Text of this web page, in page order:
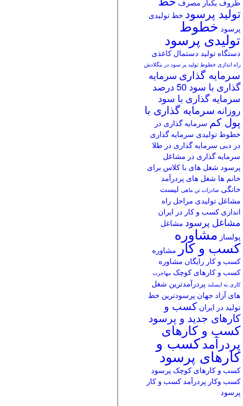
تولید پرسود خط تولیدی
پرسود خطوط
تولیدی پرسود
دستگاه تولید دستمال کاغذی
راه اندازی خطوط تولید پر سود در بنگلادش
سرمایه گذاری سرمایه
گذاری با سود 50 درصد
سرمایه گذاری با سود
روزانه سرمایه گذاری با
پول کم سرمایه گذاری در
خطوط تولیدی سرمایه گذاری
در دبی سرمایه گذاری در طلا
سرمایه گذاری در مشاغل
پرسود شغل های با کلاس برای
خانم ها شغل های پردرآمد
خانگی صادرات تن ماهی لیست
مشاغل تولیدی مراحل راه
اندازی کسب و کار در ایران
مشاغل پرسود مشاغل
پولساز مشاوره
کسب و کار مشاوره
کسب و کار رایگان مشاوره
کسب و کارهای کوچک مهاجرت
کاری به ایسلند پردرآمدترین شغل
های آزاد جهان پرسودترین خط
تولید در ایران کسب و
کارهای جدید و پرسود
کسب و کارهای
پردرآمدکسب و
کارهای پرسود
کسب و کارهای کوچک پرسود
کسب وکار پردرآمد کسب و کار
پرسود